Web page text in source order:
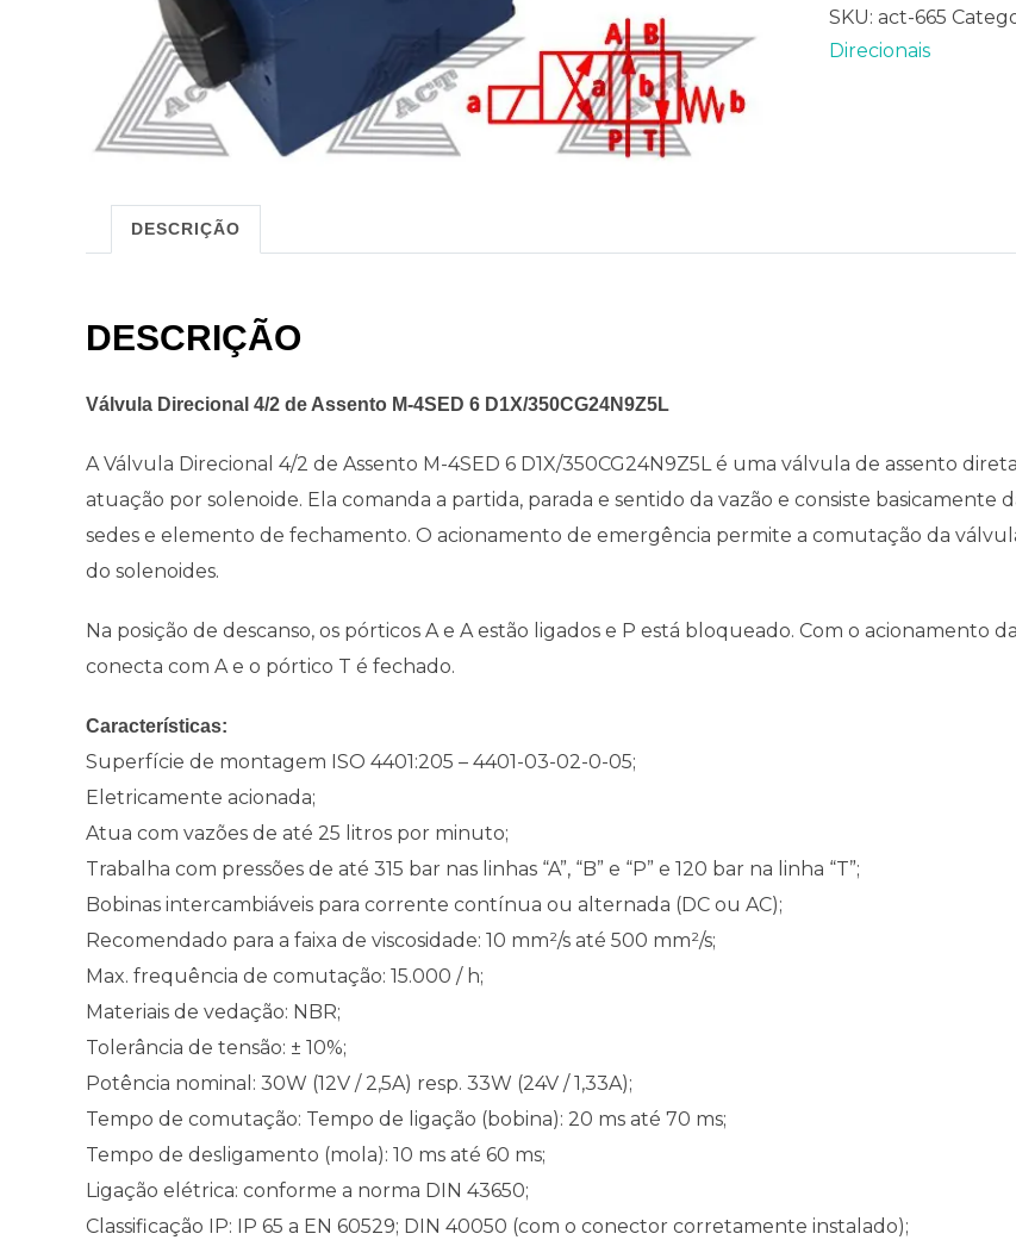
SKU: act-665
Direcionais
DESCRIÇÃO
DESCRIÇÃO
Válvula Direcional 4/2 de Assento M-4SED 6 D1X/350CG24N9Z5L
A Válvula Direcional 4/2 de Assento M-4SED 6 D1X/350CG24N9Z5L é uma válvula de assento
atuação por solenoide. Ela comanda a partida, parada e sentido da vazão e consiste basicamente
sedes e elemento de fechamento. O acionamento de emergência permite a comutação da
do solenoides.
Na posição de descanso, os pórticos A e A estão ligados e P está bloqueado. Com o acionamento
conecta com A e o pórtico T é fechado.
Características:
Superfície de montagem ISO 4401:205 – 4401-03-02-0-05;
Eletricamente acionada;
Atua com vazões de até 25 litros por minuto;
Trabalha com pressões de até 315 bar nas linhas “A”, “B” e “P” e 120 bar na linha “T”;
Bobinas intercambiáveis para corrente contínua ou alternada (DC ou AC);
Recomendado para a faixa de viscosidade: 10 mm²/s até 500 mm²/s;
Max. frequência de comutação: 15.000 / h;
Materiais de vedação: NBR;
Tolerância de tensão: ± 10%;
Potência nominal: 30W (12V / 2,5A) resp. 33W (24V / 1,33A);
Tempo de comutação: Tempo de ligação (bobina): 20 ms até 70 ms;
Tempo de desligamento (mola): 10 ms até 60 ms;
Ligação elétrica: conforme a norma DIN 43650;
Classificação IP: IP 65 a EN 60529; DIN 40050 (com o conector corretamente instalado);